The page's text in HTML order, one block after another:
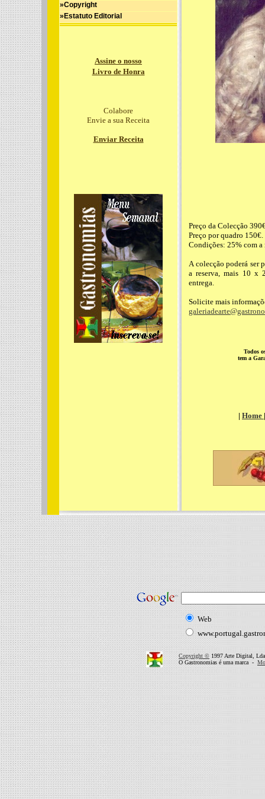
»Copyright
»Estatuto Editorial
Assine o nosso
Livro de Honra
Colabore
Envie a sua Receita
Enviar Receita
Preço da Colecção
Preço por quadro 150€.
Condições: 25% com a
A colecção poderá ser
a reserva, mais 10 x
entrega.
Solicite mais
Todos
tem a
| Home
Web
Copyright ©1997 Arte Digital,
O Gastronomias é uma marca -